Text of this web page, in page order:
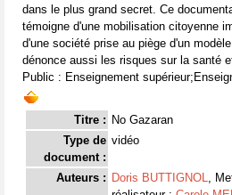
dans le plus grand secret. Ce
témoigne d'une mobilisation citoyenne
d'une société prise au piège d'un
dénonce aussi les risques sur la santé
Public : Enseignement
Titre : No Gazaran
Type de
document :
vidéo
Auteurs : Doris BUTTIGNOL,